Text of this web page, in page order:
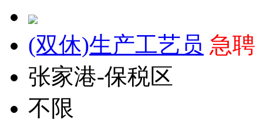
(双休)生产工艺员 急聘
张家港-保税区
不限